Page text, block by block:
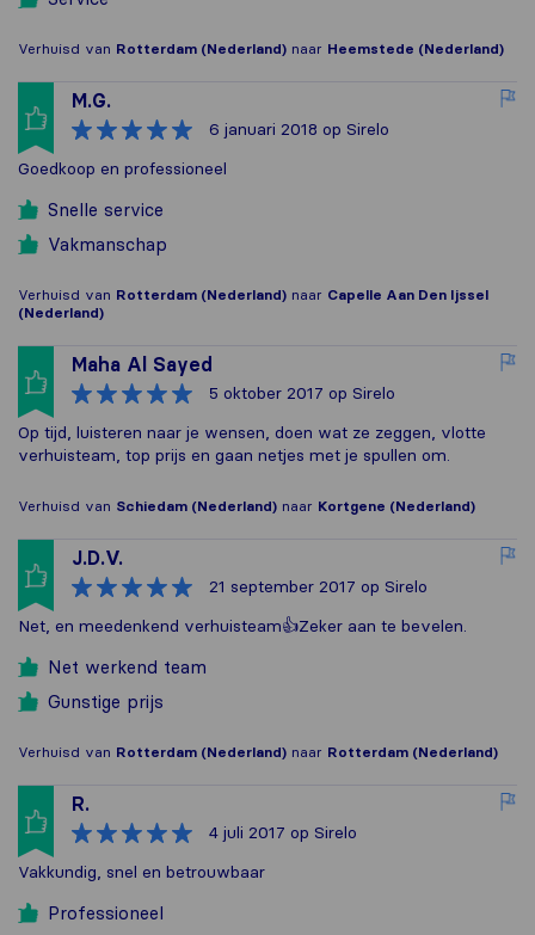
Verhuisd van Rotterdam (Nederland) naar Heemstede (Nederland)
M.G.
6 januari 2018 op Sirelo
Goedkoop en professioneel
Snelle service
Vakmanschap
Verhuisd van Rotterdam (Nederland) naar Capelle Aan Den Ijssel
(Nederland)
Maha Al Sayed
5 oktober 2017 op Sirelo
Op tijd, luisteren naar je wensen, doen wat ze zeggen, vlotte
verhuisteam, top prijs en gaan netjes met je spullen om.
Verhuisd van Schiedam (Nederland) naar Kortgene (Nederland)
J.D.V.
21 september 2017 op Sirelo
Net, en meedenkend verhuisteam👍Zeker aan te bevelen.
Net werkend team
Gunstige prijs
Verhuisd van Rotterdam (Nederland) naar Rotterdam (Nederland)
R.
4 juli 2017 op Sirelo
Vakkundig, snel en betrouwbaar
Professioneel